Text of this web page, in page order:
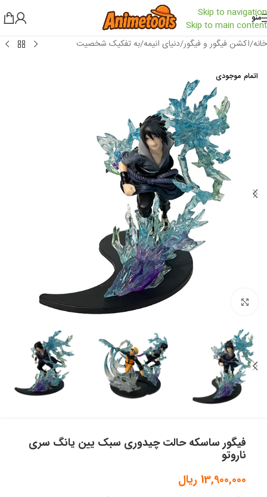
Skip to navigation
Skip to main content
منو
خانه/اکشن فیگور و فیگور/دنیای انیمه/به تفکیک شخصیت
اتمام موجودی
فیگور ساسکه حالت چیدوری سبک یین یانگ سری
ناروتو
13,900,000 ریال